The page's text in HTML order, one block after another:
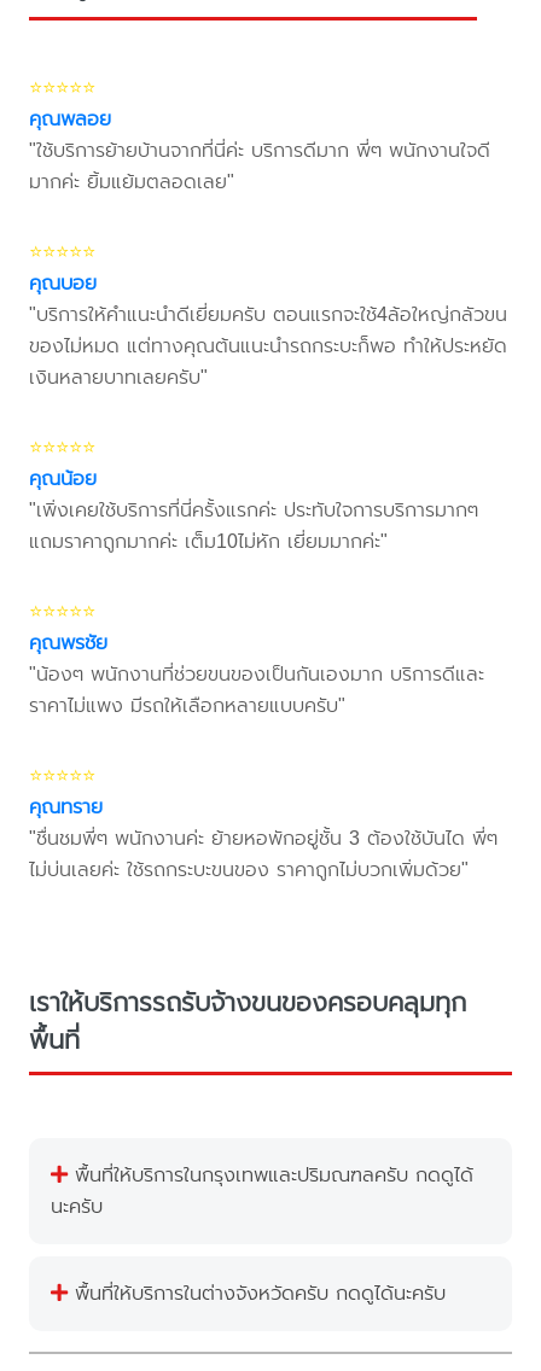
⭐⭐⭐⭐⭐
คุณพลอย
"ใช้บริการย้ายบ้านจากที่นี่ค่ะ บริการดีมาก พี่ๆ พนักงานใจดี
มากค่ะ ยิ้มแย้มตลอดเลย"
⭐⭐⭐⭐⭐
คุณบอย
"บริการให้คำแนะนำดีเยี่ยมครับ ตอนแรกจะใช้4ล้อใหญ่กลัวขน
ของไม่หมด แต่ทางคุณต้นแนะนำรถกระบะก็พอ ทำให้ประหยัด
เงินหลายบาทเลยครับ"
⭐⭐⭐⭐⭐
คุณน้อย
"เพิ่งเคยใช้บริการที่นี่ครั้งแรกค่ะ ประทับใจการบริการมากๆ
แถมราคาถูกมากค่ะ เต็ม10ไม่หัก เยี่ยมมากค่ะ"
⭐⭐⭐⭐⭐
คุณพรชัย
"น้องๆ พนักงานที่ช่วยขนของเป็นกันเองมาก บริการดีและ
ราคาไม่แพง มีรถให้เลือกหลายแบบครับ"
⭐⭐⭐⭐⭐
คุณทราย
"ชื่นชมพี่ๆ พนักงานค่ะ ย้ายหอพักอยู่ชั้น 3 ต้องใช้บันได พี่ๆ
ไม่บ่นเลยค่ะ ใช้รถกระบะขนของ ราคาถูกไม่บวกเพิ่มด้วย"
เราให้บริการรถรับจ้างขนของครอบคลุมทุก
พื้นที่
พื้นที่ให้บริการในกรุงเทพและปริมณฑลครับ กดดูได้
นะครับ
พื้นที่ให้บริการในต่างจังหวัดครับ กดดูได้นะครับ